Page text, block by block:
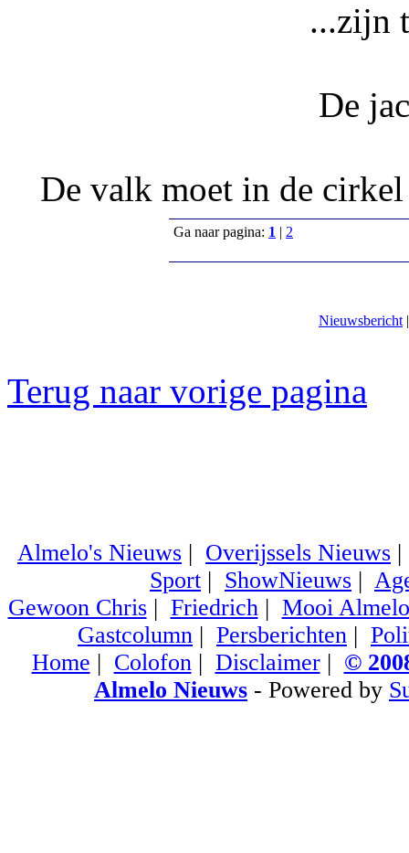
...zijn
De
De valk moet in de
Ga naar pagina: 1 | 2
Nieuwsbericht
Terug naar vorige pagina
Almelo's Nieuws | Overijssels Nieuws
Sport | ShowNieuws |
Gewoon Chris| Friedrich| Mooi Almelo
Gastcolumn | Persberichten |
Home | Colofon| Disclaimer| ©
Almelo Nieuws - Powered by